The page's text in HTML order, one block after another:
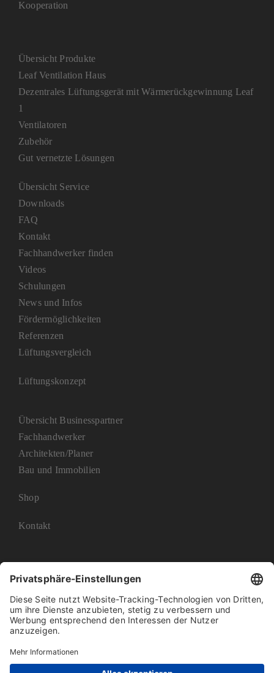
Kooperation
Übersicht Produkte
Leaf Ventilation Haus
Dezentrales Lüftungsgerät mit Wärmerückgewinnung Leaf
1
Ventilatoren
Zubehör
Gut vernetzte Lösungen
Übersicht Service
Downloads
FAQ
Kontakt
Fachhandwerker finden
Videos
Schulungen
News und Infos
Fördermöglichkeiten
Referenzen
Lüftungsvergleich
Lüftungskonzept
Übersicht Businesspartner
Fachhandwerker
Architekten/Planer
Bau und Immobilien
Shop
Kontakt